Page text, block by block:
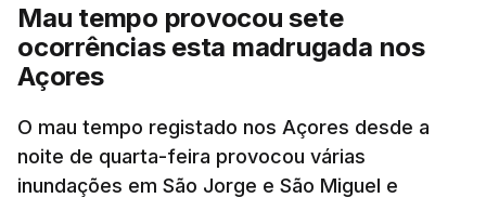
Mau tempo provocou sete
ocorrências esta madrugada nos
Açores
O mau tempo registado nos Açores desde a
noite de quarta-feira provocou várias
inundações em São Jorge e São Miguel e